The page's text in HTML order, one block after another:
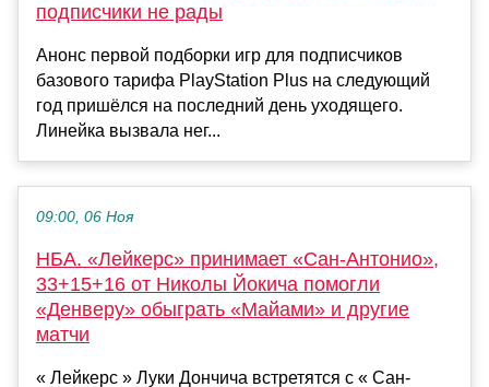
подписчики не рады
Анонс первой подборки игр для подписчиков
базового тарифа PlayStation Plus на следующий
год пришёлся на последний день уходящего.
Линейка вызвала нег...
09:00, 06 Ноя
НБА. «Лейкерс» принимает «Сан-Антонио»,
33+15+16 от Николы Йокича помогли
«Денверу» обыграть «Майами» и другие
матчи
« Лейкерс » Луки Дончича встретятся с « Сан-